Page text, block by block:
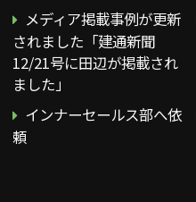
メディア掲載事例が更新
されました「建通新聞
12/21号に田辺が掲載され
ました」
インナーセールス部へ依
頼